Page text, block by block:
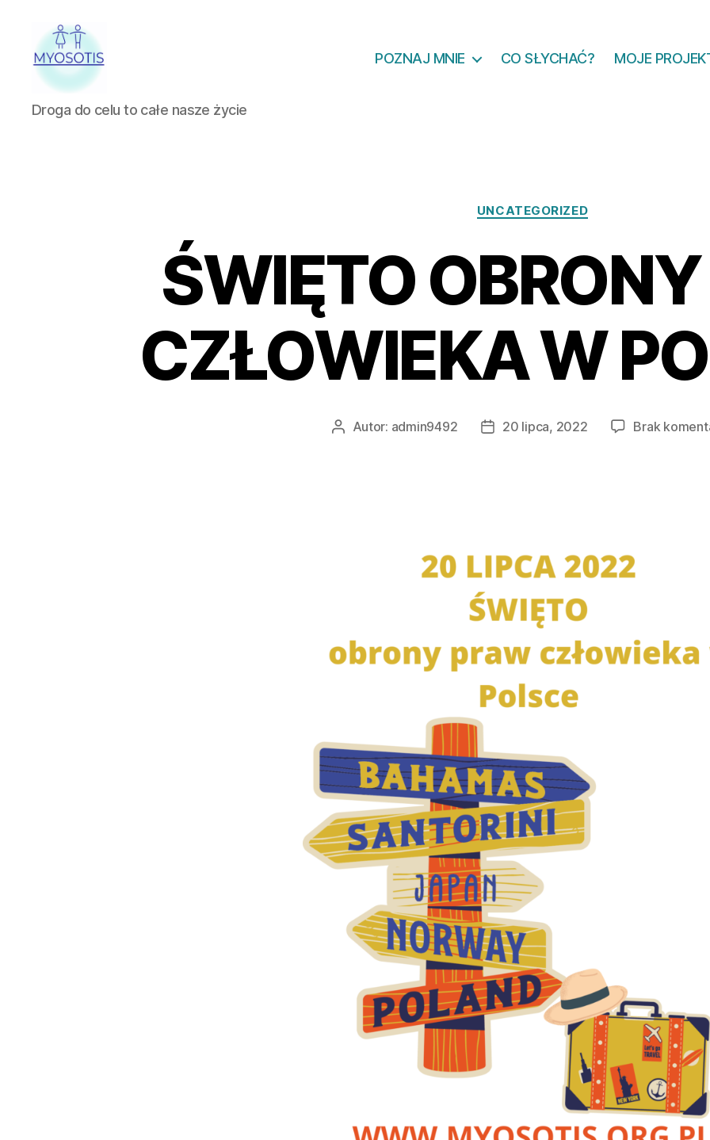
FUNDACJA
OBRONY
Droga do celu to całe nasze życie
POZNAJ MNIE CO SŁYCHAĆ? MOJE
Kategorie
UNCATEGORIZED
ŚWIĘTO
CZŁOWIEKA W
AutorAutor: admin9492
Data20 lipca, 2022 Brak